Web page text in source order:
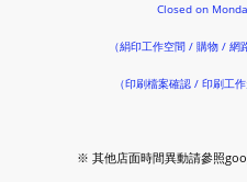
Closed on
（絹印工作空間 / 購物 / 網
（印刷檔案確認 / 印刷工
※ 其他店面時間異動請參照